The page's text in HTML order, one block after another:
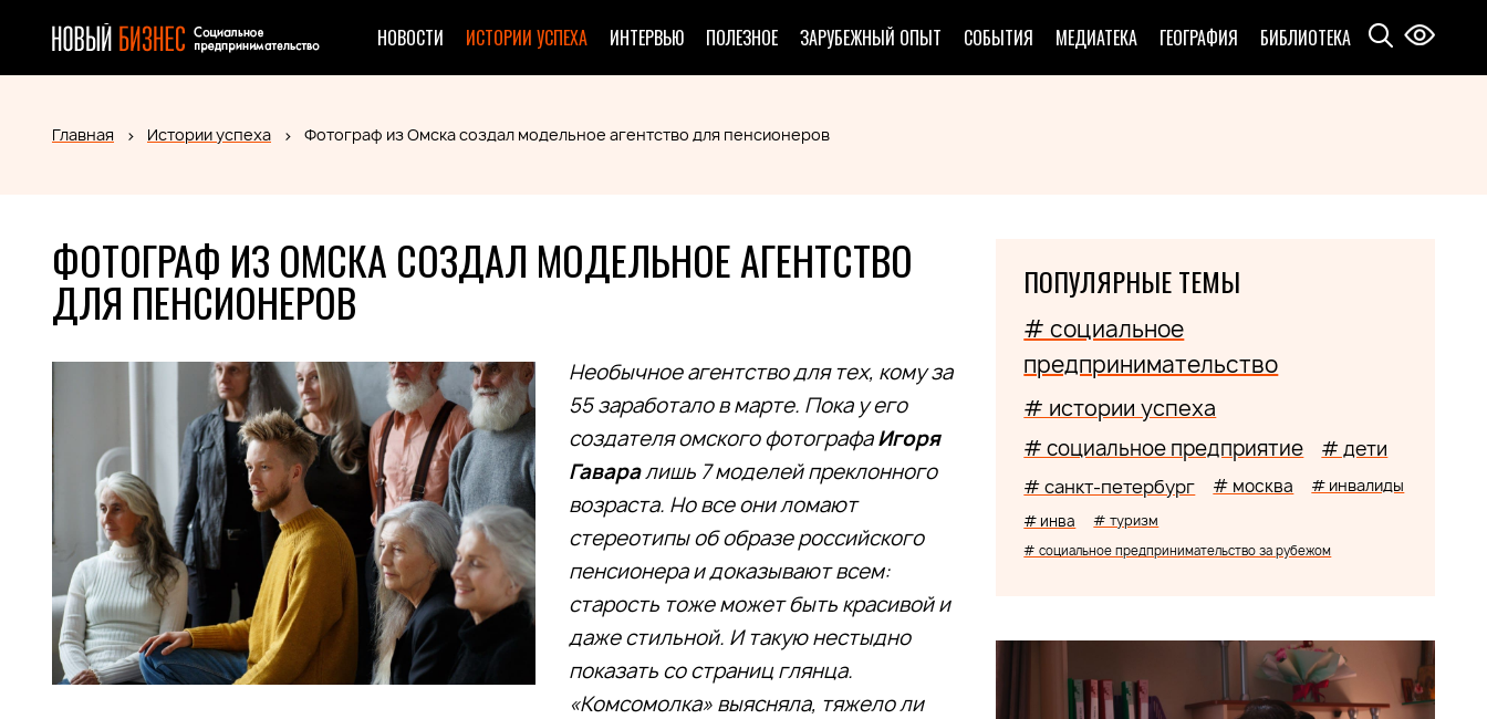
НОВОСТИ ИСТОРИИ УСПЕХА ИНТЕРВЬЮ ПОЛЕЗНОЕ ЗАРУБЕЖНЫЙ ОПЫТ СОБЫТИЯ МЕДИАТЕКА ГЕОГРАФИЯ БИБЛИОТЕКА
Главная Истории успеха Фотограф из Омска создал модельное агентство для пенсионеров
ФОТОГРАФ ИЗ ОМСКА СОЗДАЛ МОДЕЛЬНОЕ АГЕНТСТВО
ДЛЯ ПЕНСИОНЕРОВ
Необычное агентство для тех, кому за
55 заработало в марте. Пока у его
создателя омского фотографаИгоря
Гаваралишь 7 моделей преклонного
возраста. Но все они ломают
стереотипы об образе российского
пенсионера и доказывают всем:
старость тоже может быть красивой и
даже стильной. И такую нестыдно
показать со страниц глянца.
«Комсомолка» выясняла, тяжело ли
ПОПУЛЯРНЫЕ ТЕМЫ
# социальное
предпринимательство
# истории успеха
# социальное предприятие # дети
# санкт-петербург # москва # инвалиды
# инва # туризм
# социальное предпринимательство за рубежом